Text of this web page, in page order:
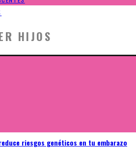
HIJOS
riesgos genéticos en tu embarazo